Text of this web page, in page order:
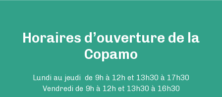
Horaires d’ouverture de la
Copamo
Lundi au jeudi de 9h à 12h et 13h30 à 17h30
Vendredi de 9h à 12h et 13h30 à 16h30